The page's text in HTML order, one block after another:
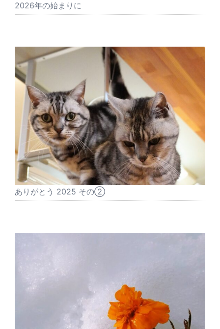
2026年の始まりに
ありがとう 2025 その②